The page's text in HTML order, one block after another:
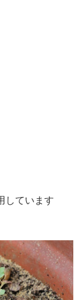
しています